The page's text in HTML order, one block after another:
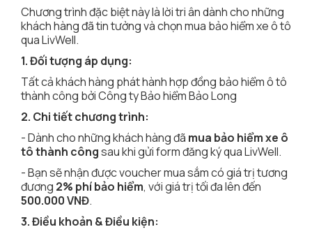
Chương trình đặc biệt này là lời tri ân dành cho những
khách hàng đã tin tưởng và chọn mua bảo hiểm xe ô tô
qua LivWell.
1. Đối tượng áp dụng:
Tất cả khách hàng phát hành hợp đồng bảo hiểm ô tô
thành công bởi Công ty Bảo hiểm Bảo Long
2. Chi tiết chương trình:
- Dành cho những khách hàng đã mua bảo hiểm xe ô
tô thành côngsau khi gửi form đăng ký qua LivWell.
- Bạn sẽ nhận được voucher mua sắm có giá trị tương
đương 2% phí bảo hiểm, với giá trị tối đa lên đến
500.000 VNĐ.
3. Điều khoản & Điều kiện: